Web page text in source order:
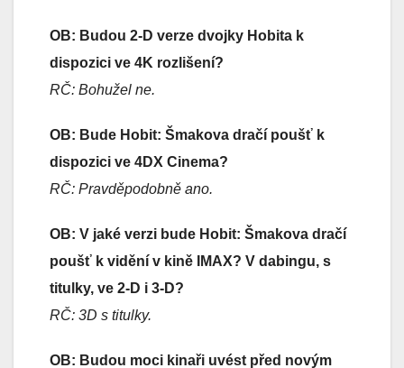
OB: Budou 2-D verze dvojky Hobita k
dispozici ve 4K rozlišení?
RČ: Bohužel ne.
OB: Bude Hobit: Šmakova dračí poušť k
dispozici ve 4DX Cinema?
RČ: Pravděpodobně ano.
OB: V jaké verzi bude Hobit: Šmakova dračí
poušť k vidění v kině IMAX? V dabingu, s
titulky, ve 2-D i 3-D?
RČ: 3D s titulky.
OB: Budou moci kinaři uvést před novým